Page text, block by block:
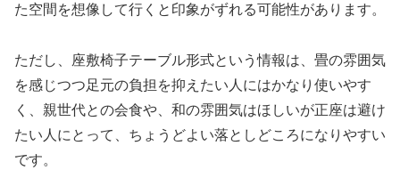
た空間を想像して行くと印象がずれる可能性があります。
ただし、座敷椅子テーブル形式という情報は、畳の雰囲気
を感じつつ足元の負担を抑えたい人にはかなり使いやす
く、親世代との会食や、和の雰囲気はほしいが正座は避け
たい人にとって、ちょうどよい落としどころになりやすい
です。